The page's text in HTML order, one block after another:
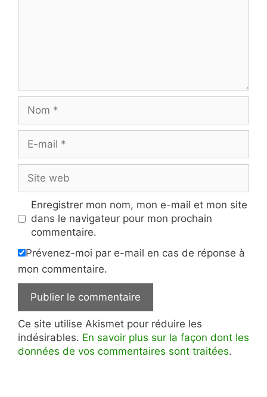
mail
web
Enregistrer mon nom, mon e-mail et mon site
dans le navigateur pour mon prochain
commentaire.
Prévenez-moi par e-mail en cas de réponse à
mon commentaire.
Ce site utilise Akismet pour réduire les
indésirables. En savoir plus sur la façon dont les
données de vos commentaires sont traitées.